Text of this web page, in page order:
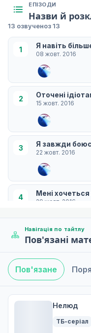
ЕПІЗОДИ
Назви й
13 озвученоз 13
1 Я навіть
08 жовт. 2016
2 Оточені
15 жовт. 2016
3 Я завжди
22 жовт. 2016
4 Мені
29 жовт. 2016
Куро-тян,
6
12 лист. 2016
Навігація по тайтлу
Пов'язані
Пов'язане
Нелюд
ТБ-серіал